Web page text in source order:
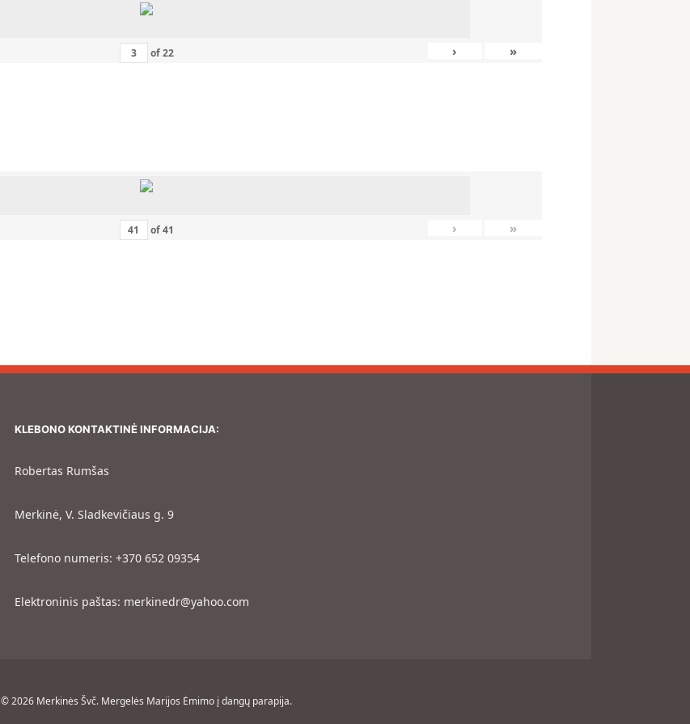
of22 › »
of41 › »
KLEBONO KONTAKTINĖ INFORMACIJA:
Robertas Rumšas
Merkinė, V. Sladkevičiaus g. 9
Telefono numeris: +370 652 09354
Elektroninis paštas: merkinedr@yahoo.com
© 2026 Merkinės Švč. Mergelės Marijos Ėmimo į dangų parapija.